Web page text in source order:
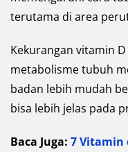
terutama di area
Kekurangan vitamin
metabolisme tubuh
badan lebih mudah
bisa lebih jelas pada
Baca Juga: 7